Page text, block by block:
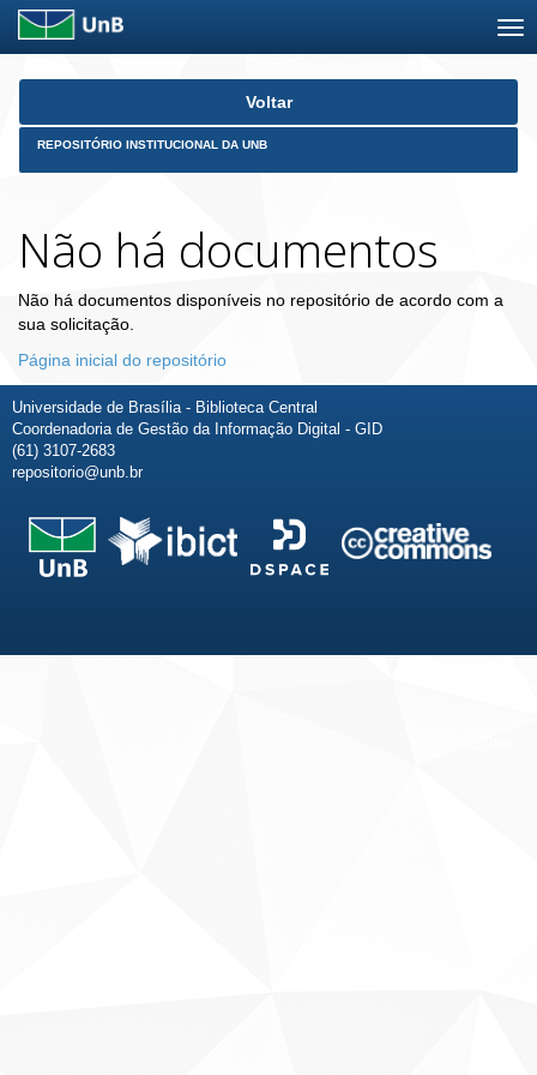
Skip
Voltar
REPOSITÓRIO INSTITUCIONAL DA UNB
Não há documentos
Não há documentos disponíveis no repositório de acordo com a
sua solicitação.
Página inicial do repositório
Universidade de Brasília - Biblioteca Central
Coordenadoria de Gestão da Informação Digital - GID
(61) 3107-2683
repositorio@unb.br